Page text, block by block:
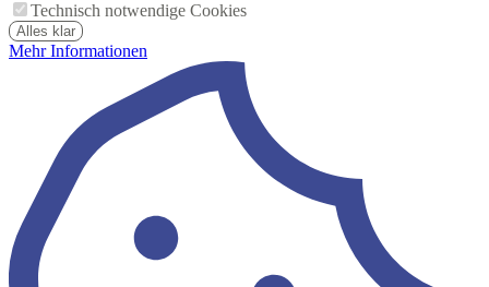
Technisch notwendige Cookies
Alles klar
Mehr Informationen